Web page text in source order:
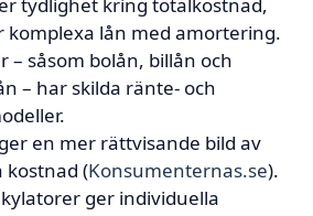
lån med amortering.
– såsom bolån, billån och
– har skilda ränte- och
en mer rättvisande bild av
kostnad (Konsumenternas.se).
ger individuella